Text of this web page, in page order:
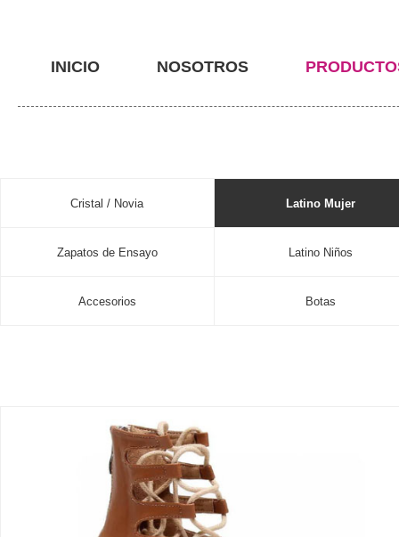
INICIO NOSOTROS
Cristal / Novia Latino Mujer
Zapatos de Ensayo Latino Niños
Accesorios Botas